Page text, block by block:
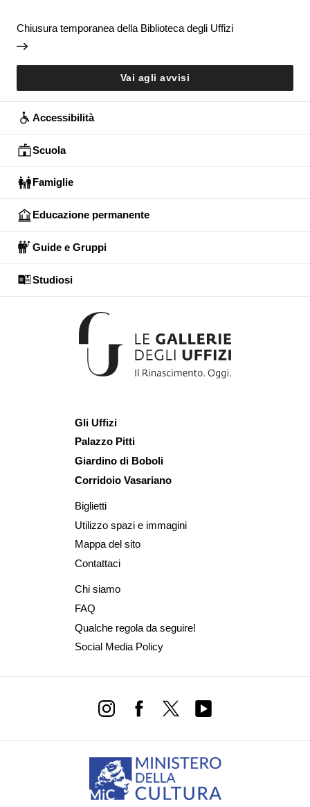
Chiusura temporanea della Biblioteca degli Uffizi
Vai agli avvisi
Accessibilità
Scuola
Famiglie
Educazione permanente
Guide e Gruppi
Studiosi
Gli Uffizi
Palazzo Pitti
Giardino di Boboli
Corridoio Vasariano
Biglietti
Utilizzo spazi e immagini
Mappa del sito
Contattaci
Chi siamo
FAQ
Qualche regola da seguire!
Social Media Policy